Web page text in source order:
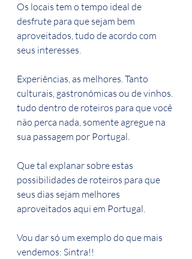
Os locais tem o tempo ideal de
desfrute para que sejam bem
aproveitados, tudo de acordo com
seus interesses.
Experiências, as melhores. Tanto
culturais, gastronómicas ou de vinhos.
tudo dentro de roteiros para que você
não perca nada, somente agregue na
sua passagem por Portugal.
Que tal explanar sobre estas
possibilidades de roteiros para que
seus dias sejam melhores
aproveitados aqui em Portugal.
Vou dar só um exemplo do que mais
vendemos: Sintra!!